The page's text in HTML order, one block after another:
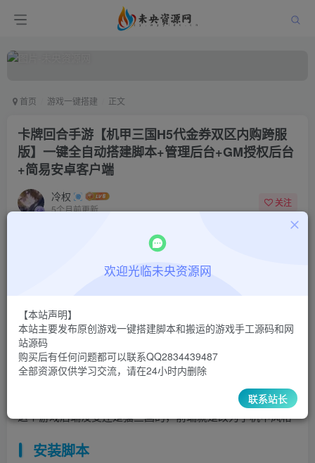
首页 游戏一键搭建 正文
卡牌回合手游【机甲三国H5代金券双区内购跨服
版】一键全自动搭建脚本+管理后台+GM授权后台
+简易安卓客户端
冷权
5个月前更新
关注
￥9.9 ￥ 30
这个游戏后端没变还是猫三国的，前端就是改为了机甲风格
安装脚本
欢迎光临未央资源网
【本站声明】
本站主要发布原创游戏一键搭建脚本和搬运的游戏手工源码和网
站源码
购买后有任何问题都可以联系QQ2834439487
全部资源仅供学习交流，请在24小时内删除
联系站长